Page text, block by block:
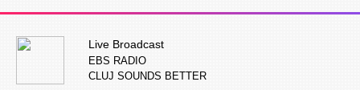
Live Broadcast
EBS RADIO
CLUJ SOUNDS BETTER